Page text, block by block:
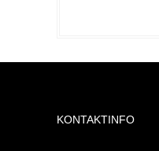
KONTAKTINFO